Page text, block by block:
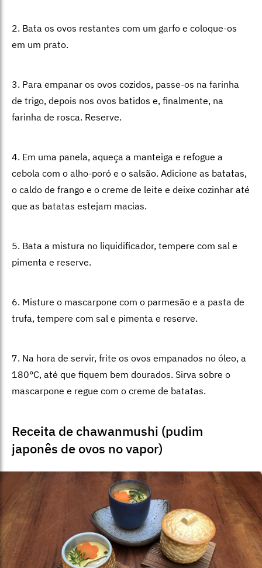
2. Bata os ovos restantes com um garfo e coloque-os
em um prato.
3. Para empanar os ovos cozidos, passe-os na farinha
de trigo, depois nos ovos batidos e, finalmente, na
farinha de rosca. Reserve.
4. Em uma panela, aqueça a manteiga e refogue a
cebola com o alho-poró e o salsão. Adicione as batatas,
o caldo de frango e o creme de leite e deixe cozinhar até
que as batatas estejam macias.
5. Bata a mistura no liquidificador, tempere com sal e
pimenta e reserve.
6. Misture o mascarpone com o parmesão e a pasta de
trufa, tempere com sal e pimenta e reserve.
7. Na hora de servir, frite os ovos empanados no óleo, a
180°C, até que fiquem bem dourados. Sirva sobre o
mascarpone e regue com o creme de batatas.
Receita de chawanmushi (pudim
japonês de ovos no vapor)